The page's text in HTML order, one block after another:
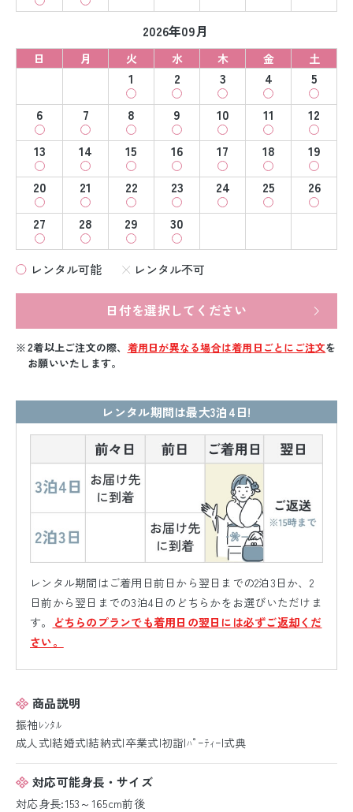
2026年09月
日 月 火 水 木 金 土
1 2 3 4
5
6
7 8 9 10 11
12
13
14 15 16 17 18
19
20
21 22 23 24 25
26
27
28 29 30
レンタル可能 レンタル不可
日付を選択してください
2着以上ご注文の際、 着用日が異なる場合は着用日ごとにご注文を
お願いいたします。
レンタル期間は最大3泊4日!
レンタル期間はご着用日前日から翌日までの2泊3日か、2
日前から翌日までの3泊4日のどちらかをお選びいただけま
す。
どちらのプランでも着用日の翌日には必ずご返却くだ
さい。
商品説明
振袖ﾚﾝﾀﾙ
成人式|結婚式|結納式|卒業式|初詣|ﾊﾟｰﾃｨｰ|式典
対応可能身長・サイズ
対応身長:153～165cm前後